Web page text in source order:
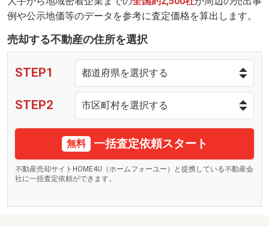
例や公示地価等のデータを参考に査定価格を算出します。
売却する不動産の住所を選択
STEP1
STEP2
無料 一括査定依頼スタート
不動産売却サイトHOME4U（ホームフォーユー）と提携している不動産会
社に一括査定依頼ができます。